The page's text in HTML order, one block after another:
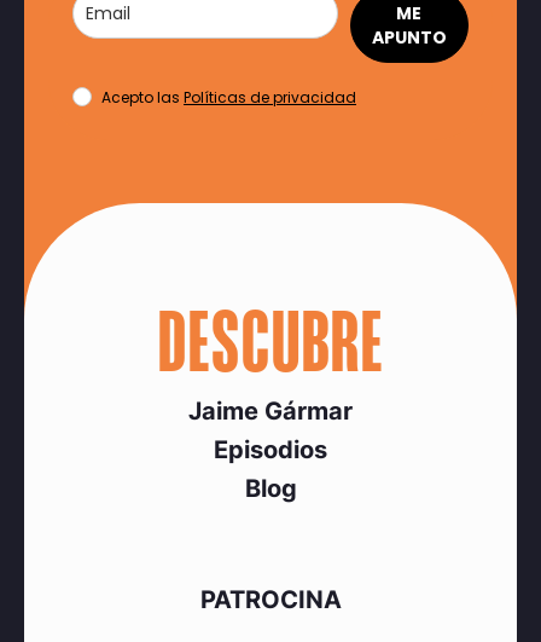
ME
APUNTO
Acepto las Políticas de privacidad
DESCUBRE
Jaime Gármar
Episodios
Blog
PATROCINA